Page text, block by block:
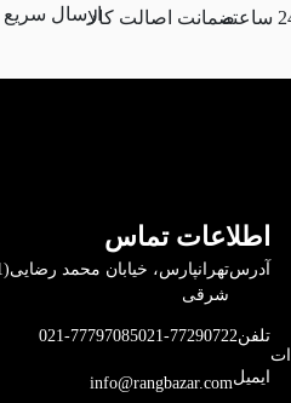
ضمانت اصالت کالاارسال سریع
اطلاعات تماس
آدرس
شرقی
تلفن021-77290722
021-77797085
ایمیلinfo@rangbazar.com